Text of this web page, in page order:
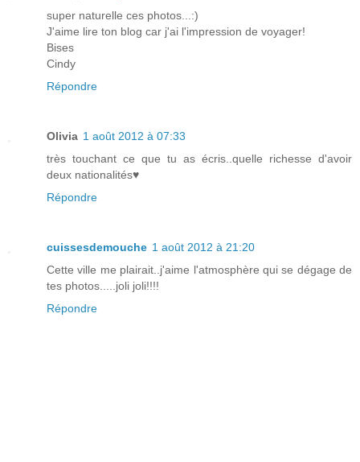
super naturelle ces photos...:)
J'aime lire ton blog car j'ai l'impression de voyager!
Bises
Cindy
Répondre
Olivia 1 août 2012 à 07:33
très touchant ce que tu as écris..quelle richesse d'avoir
deux nationalités♥
Répondre
cuissesdemouche 1 août 2012 à 21:20
Cette ville me plairait..j'aime l'atmosphère qui se dégage de
tes photos.....joli joli!!!!
Répondre